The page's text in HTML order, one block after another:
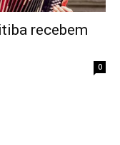
recebem
0